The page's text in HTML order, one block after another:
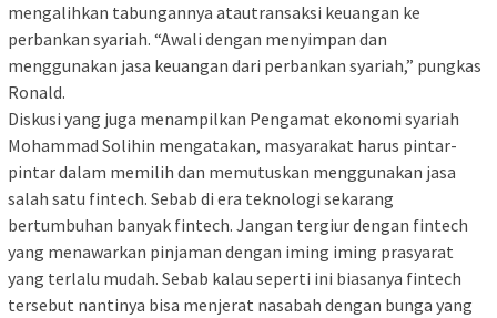
mengalihkan tabungannya atautransaksi keuangan ke
perbankan syariah. “Awali dengan menyimpan dan
menggunakan jasa keuangan dari perbankan syariah,” pungkas
Ronald.
Diskusi yang juga menampilkan Pengamat ekonomi syariah
Mohammad Solihin mengatakan, masyarakat harus pintar-
pintar dalam memilih dan memutuskan menggunakan jasa
salah satu fintech. Sebab di era teknologi sekarang
bertumbuhan banyak fintech. Jangan tergiur dengan fintech
yang menawarkan pinjaman dengan iming iming prasyarat
yang terlalu mudah. Sebab kalau seperti ini biasanya fintech
tersebut nantinya bisa menjerat nasabah dengan bunga yang